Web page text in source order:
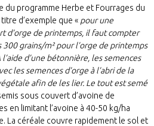
du programme Herbe et Fourrages du
d’exemple que « pour une
d’orge de printemps, il faut compter
grains/m² pour l’orge de printemps
d’une bétonnière, les semences
les semences d’orge à l’abri de la
afin de les lier. Le tout est semé
sous couvert d’avoine de
en limitant l’avoine à 40-50 kg/ha
La céréale couvre rapidement le sol et